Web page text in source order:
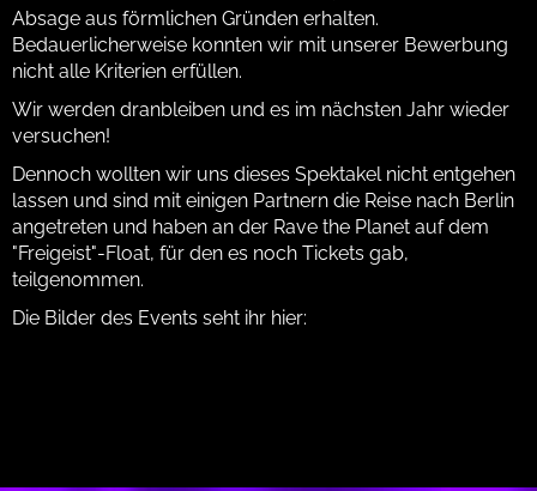
Absage aus förmlichen Gründen erhalten.
Bedauerlicherweise konnten wir mit unserer Bewerbung
nicht alle Kriterien erfüllen.
Wir werden dranbleiben und es im nächsten Jahr wieder
versuchen!
Dennoch wollten wir uns dieses Spektakel nicht entgehen
lassen und sind mit einigen Partnern die Reise nach Berlin
angetreten und haben an der Rave the Planet auf dem
"Freigeist"-Float, für den es noch Tickets gab,
teilgenommen.
Die Bilder des Events seht ihr hier: